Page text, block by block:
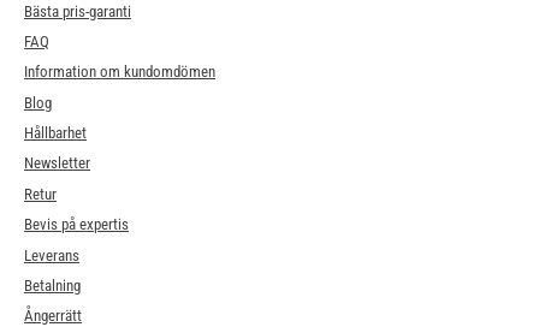
Bästa pris-garanti
FAQ
Information om kundomdömen
Blog
Hållbarhet
Newsletter
Retur
Bevis på expertis
Leverans
Betalning
Ångerrätt